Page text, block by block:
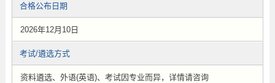
合格公布日期
2026年12月10日
考试/遴选方式
资料遴选、外语(英语)、考试因专业而异，详情请咨询